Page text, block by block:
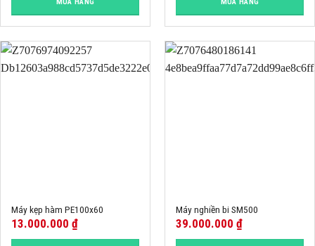
MUA HÀNG MUA HÀNG
Máy kẹp hàm PE100x60
13.000.000 ₫
Máy nghiền bi SM500
39.000.000 ₫